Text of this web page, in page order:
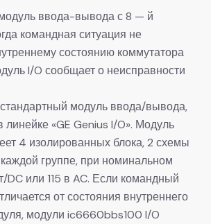
ввода-вывода с 8 — й
командная ситуация не
состоянию коммутатора
I/O сообщает о неисправности
модуль ввода/вывода,
линейке «GE Genius I/O». Модуль
4 изолированных блока, 2 схемы
группе, при номинальном
DC или 115 в AC. Если командный
от состояния внутреннего
модули ic6660bbs100 I/O